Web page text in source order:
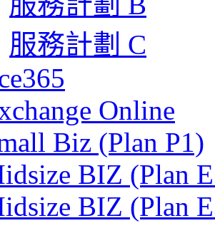
服務計劃 C
Online
Biz (Plan P1)
BIZ (Plan
BIZ (Plan